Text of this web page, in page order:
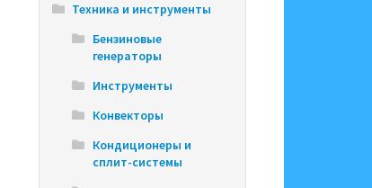
Техника и инструменты
Бензиновые
генераторы
Инструменты
Конвекторы
Кондиционеры и
сплит-системы